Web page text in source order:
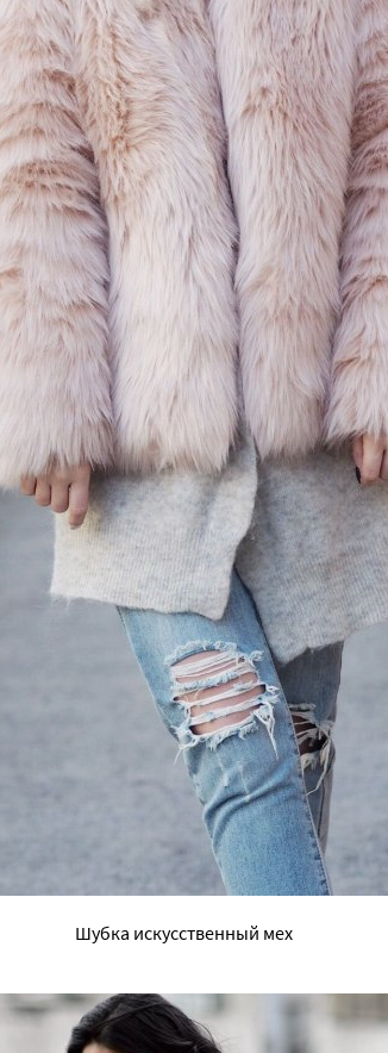
Шубка искусственный мех